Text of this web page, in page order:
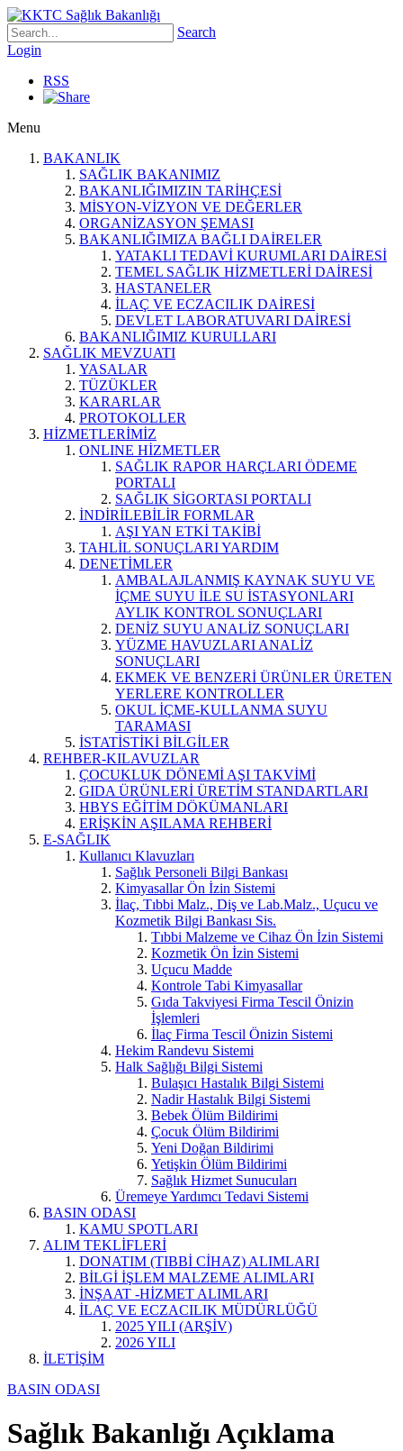
Search
Login
RSS
Menu
BAKANLIK
SAĞLIK BAKANIMIZ
BAKANLIĞIMIZIN TARİHÇESİ
MİSYON-VİZYON VE DEĞERLER
ORGANİZASYON ŞEMASI
BAKANLIĞIMIZA BAĞLI DAİRELER
YATAKLI TEDAVİ KURUMLARI DAİRESİ
TEMEL SAĞLIK HİZMETLERİ DAİRESİ
HASTANELER
İLAÇ VE ECZACILIK DAİRESİ
DEVLET LABORATUVARI DAİRESİ
BAKANLIĞIMIZ KURULLARI
SAĞLIK MEVZUATI
YASALAR
TÜZÜKLER
KARARLAR
PROTOKOLLER
HİZMETLERİMİZ
ONLINE HİZMETLER
SAĞLIK RAPOR HARÇLARI ÖDEME
PORTALI
SAĞLIK SİGORTASI PORTALI
İNDİRİLEBİLİR FORMLAR
AŞI YAN ETKİ TAKİBİ
TAHLİL SONUÇLARI YARDIM
DENETİMLER
AMBALAJLANMIŞ KAYNAK SUYU VE
İÇME SUYU İLE SU İSTASYONLARI
AYLIK KONTROL SONUÇLARI
DENİZ SUYU ANALİZ SONUÇLARI
YÜZME HAVUZLARI ANALİZ
SONUÇLARI
EKMEK VE BENZERİ ÜRÜNLER ÜRETEN
YERLERE KONTROLLER
OKUL İÇME-KULLANMA SUYU
TARAMASI
İSTATİSTİKİ BİLGİLER
REHBER-KILAVUZLAR
ÇOCUKLUK DÖNEMİ AŞI TAKVİMİ
GIDA ÜRÜNLERİ ÜRETİM STANDARTLARI
HBYS EĞİTİM DÖKÜMANLARI
ERİŞKİN AŞILAMA REHBERİ
E-SAĞLIK
Kullanıcı Klavuzları
Sağlık Personeli Bilgi Bankası
Kimyasallar Ön İzin Sistemi
İlaç, Tıbbi Malz., Diş ve Lab.Malz., Uçucu ve
Kozmetik Bilgi Bankası Sis.
Tıbbi Malzeme ve Cihaz Ön İzin Sistemi
Kozmetik Ön İzin Sistemi
Uçucu Madde
Kontrole Tabi Kimyasallar
Gıda Takviyesi Firma Tescil Önizin
İşlemleri
İlaç Firma Tescil Önizin Sistemi
Hekim Randevu Sistemi
Halk Sağlığı Bilgi Sistemi
Bulaşıcı Hastalık Bilgi Sistemi
Nadir Hastalık Bilgi Sistemi
Bebek Ölüm Bildirimi
Çocuk Ölüm Bildirimi
Yeni Doğan Bildirimi
Yetişkin Ölüm Bildirimi
Sağlık Hizmet Sunucuları
Üremeye Yardımcı Tedavi Sistemi
BASIN ODASI
KAMU SPOTLARI
ALIM TEKLİFLERİ
DONATIM (TIBBİ CİHAZ) ALIMLARI
BİLGİ İŞLEM MALZEME ALIMLARI
İNŞAAT -HİZMET ALIMLARI
İLAÇ VE ECZACILIK MÜDÜRLÜĞÜ
2025 YILI (ARŞİV)
2026 YILI
İLETİŞİM
BASIN ODASI
Sağlık Bakanlığı Açıklama